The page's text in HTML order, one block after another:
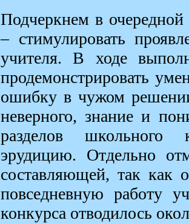
Подчеркнем в очередной
– стимулировать
учителя. В ходе
продемонстрировать
ошибку в чужом
неверного, знание и
разделов школьного
эрудицию. Отдельно
составляющей, так как
повседневную работу
конкурса отводилось